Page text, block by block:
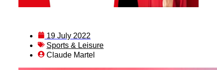
19 July 2022
Sports & Leisure
Claude Martel